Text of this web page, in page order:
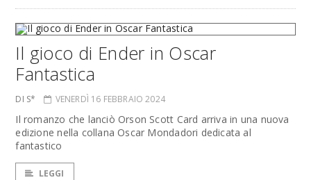
Il gioco di Ender in Oscar
Fantastica
DI S* VENERDÌ 16 FEBBRAIO 2024
Il romanzo che lanciò Orson Scott Card arriva in una nuova
edizione nella collana Oscar Mondadori dedicata al
fantastico
LEGGI